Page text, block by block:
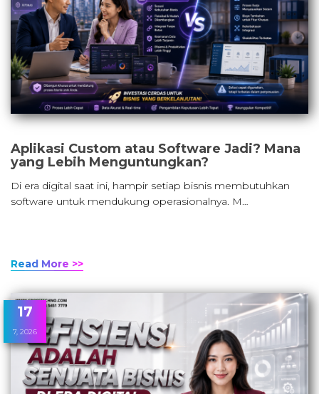
Aplikasi Custom atau Software Jadi? Mana
yang Lebih Menguntungkan?
Di era digital saat ini, hampir setiap bisnis membutuhkan
software untuk mendukung operasionalnya. M…
Read More >>
17
7, 2026